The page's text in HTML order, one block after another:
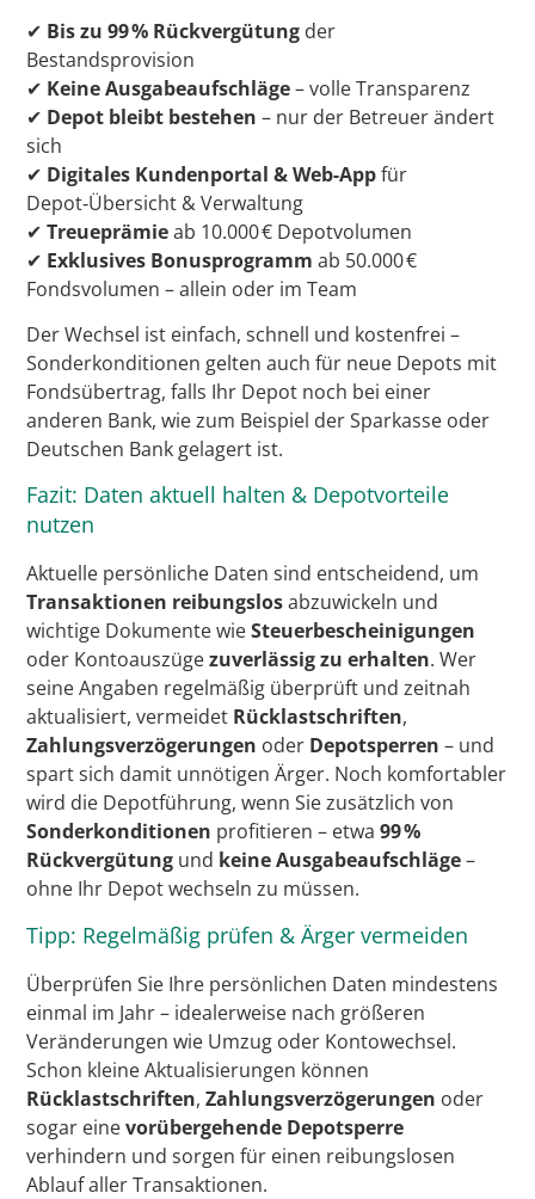
✔ Bis zu 99 % Rückvergütung der
Bestandsprovision
✔ Keine Ausgabeaufschläge– volle Transparenz
✔ Depot bleibt bestehen – nur der Betreuer ändert
sich
✔ Digitales Kundenportal & Web-Appfür
Depot‑Übersicht & Verwaltung
✔Treueprämieab 10.000 € Depotvolumen
✔ Exklusives Bonusprogramm ab 50.000 €
Fondsvolumen – allein oder im Team
Der Wechsel ist einfach, schnell und kostenfrei –
Sonderkonditionen gelten auch für neue Depots mit
Fondsübertrag, falls Ihr Depot noch bei einer
anderen Bank, wie zum Beispiel der Sparkasse oder
Deutschen Bank gelagert ist.
Fazit: Daten aktuell halten & Depotvorteile
nutzen
Aktuelle persönliche Daten sind entscheidend, um
Transaktionen reibungslosabzuwickeln und
wichtige Dokumente wieSteuerbescheinigungen
oder Kontoauszügezuverlässig zu erhalten. Wer
seine Angaben regelmäßig überprüft und zeitnah
aktualisiert, vermeidet Rücklastschriften,
Zahlungsverzögerungen oder Depotsperren – und
spart sich damit unnötigen Ärger. Noch komfortabler
wird die Depotführung, wenn Sie zusätzlich von
Sonderkonditionen profitieren – etwa99 %
Rückvergütung und keine Ausgabeaufschläge–
ohne Ihr Depot wechseln zu müssen.
Tipp: Regelmäßig prüfen & Ärger vermeiden
Überprüfen Sie Ihre persönlichen Daten mindestens
einmal im Jahr – idealerweise nach größeren
Veränderungen wie Umzug oder Kontowechsel.
Schon kleine Aktualisierungen können
Rücklastschriften,Zahlungsverzögerungen oder
sogar einevorübergehende Depotsperre
verhindern und sorgen für einen reibungslosen
Ablauf aller Transaktionen.